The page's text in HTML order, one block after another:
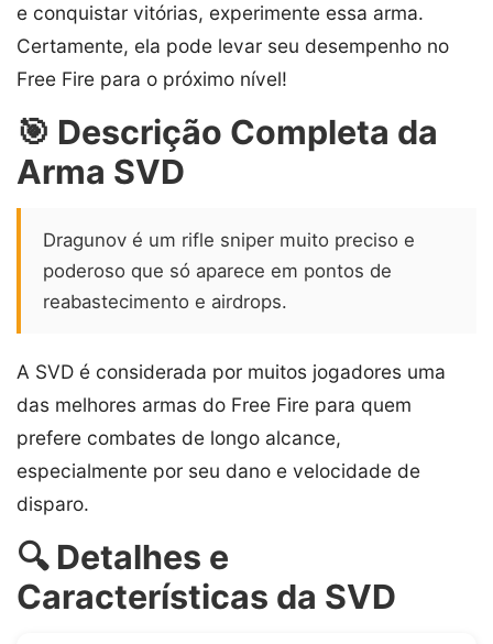
e conquistar vitórias, experimente essa arma.
Certamente, ela pode levar seu desempenho no
Free Fire para o próximo nível!
🎯 Descrição Completa da
Arma SVD
Dragunov é um rifle sniper muito preciso e
poderoso que só aparece em pontos de
reabastecimento e airdrops.
A SVD é considerada por muitos jogadores uma
das melhores armas do Free Fire para quem
prefere combates de longo alcance,
especialmente por seu dano e velocidade de
disparo.
🔍 Detalhes e
Características da SVD